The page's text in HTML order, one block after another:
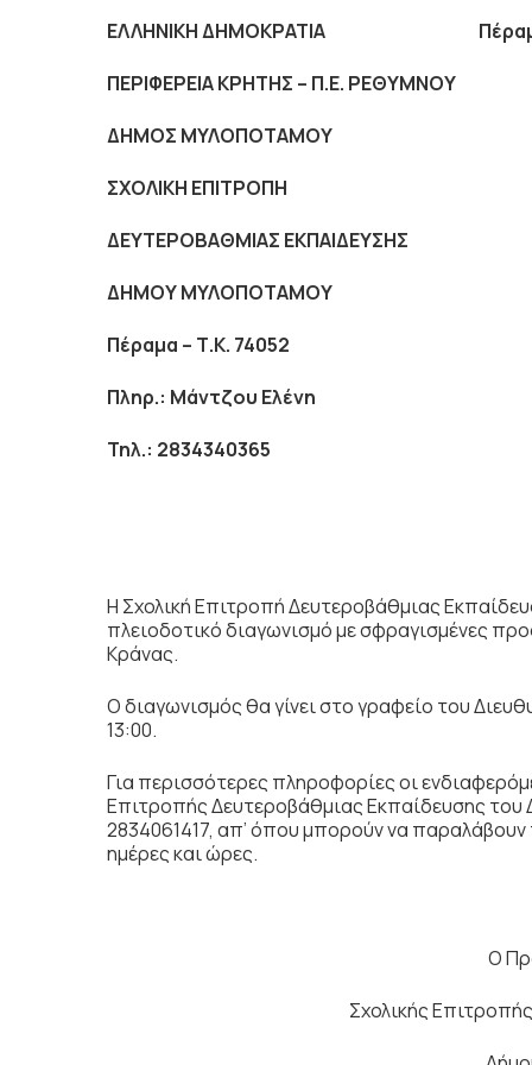
ΕΛΛΗΝΙΚΗ ΔΗΜΟΚΡΑΤΙΑ
ΠΕΡΙΦΕΡΕΙΑ ΚΡΗΤΗΣ – Π.Ε.
ΔΗΜΟΣ ΜΥΛΟΠΟΤΑΜΟΥ
ΣΧΟΛΙΚΗ ΕΠΙΤΡΟΠΗ
ΔΕΥΤΕΡΟΒΑΘΜΙΑΣ ΕΚΠΑΙΔΕΥΣΗΣ
ΔΗΜΟΥ ΜΥΛΟΠΟΤΑΜΟΥ
Πέραμα – Τ.Κ. 74052
Πληρ.: Μάντζου Ελένη
Τηλ.: 2834340365
Η Σχολική Επιτροπή Δευτεροβάθμιας
πλειοδοτικό διαγωνισμό με σφραγισμένες
Κράνας.
Ο διαγωνισμός θα γίνει στο γραφείο του
13:00.
Για περισσότερες πληροφορίες οι
Επιτροπής Δευτεροβάθμιας Εκπαίδευσης
2834061417, απ’ όπου μπορούν να παραλάβουν
ημέρες και ώρες.
Ο
Σχολικής